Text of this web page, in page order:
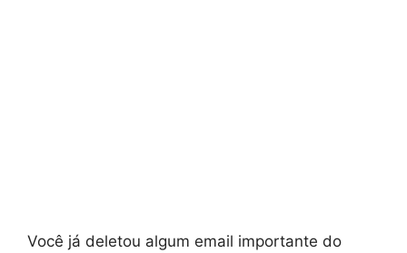
Você já deletou algum email importante do